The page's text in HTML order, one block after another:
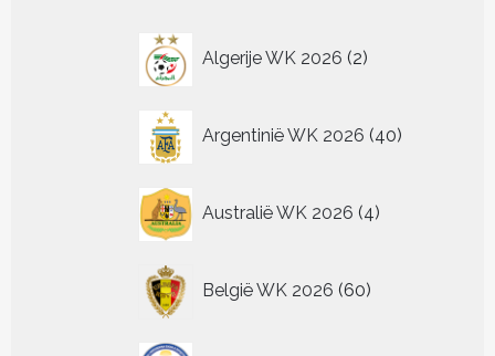
Algerije WK 2026 2
producten
Argentinië WK 2026 40
producten
Australië WK 2026 4
producten
België WK 2026 60
producten